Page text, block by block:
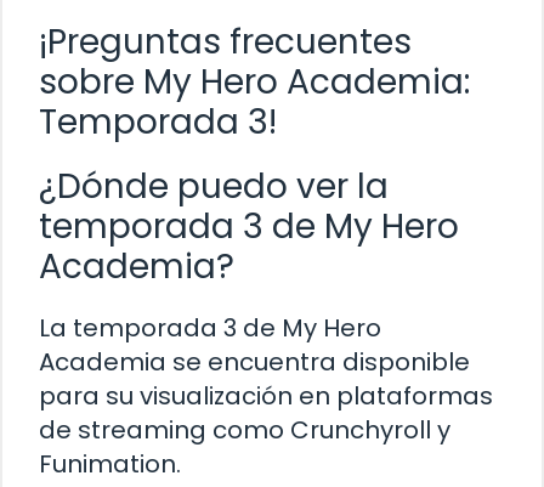
¡Preguntas frecuentes
sobre My Hero Academia:
Temporada 3!
¿Dónde puedo ver la
temporada 3 de My Hero
Academia?
La temporada 3 de My Hero
Academia se encuentra disponible
para su visualización en plataformas
de streaming como Crunchyroll y
Funimation.